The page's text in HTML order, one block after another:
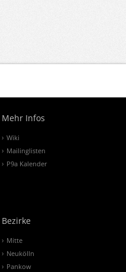
Mehr Infos
Wiki
Mailinglisten
P9a Kalender
Bezirke
Mitte
Neukölln
Pankow